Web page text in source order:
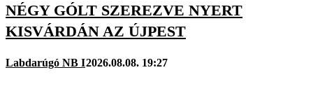
NÉGY GÓLT SZEREZVE NYERT
KISVÁRDÁN AZ ÚJPEST
Labdarúgó NB I2026.08.08. 19:27